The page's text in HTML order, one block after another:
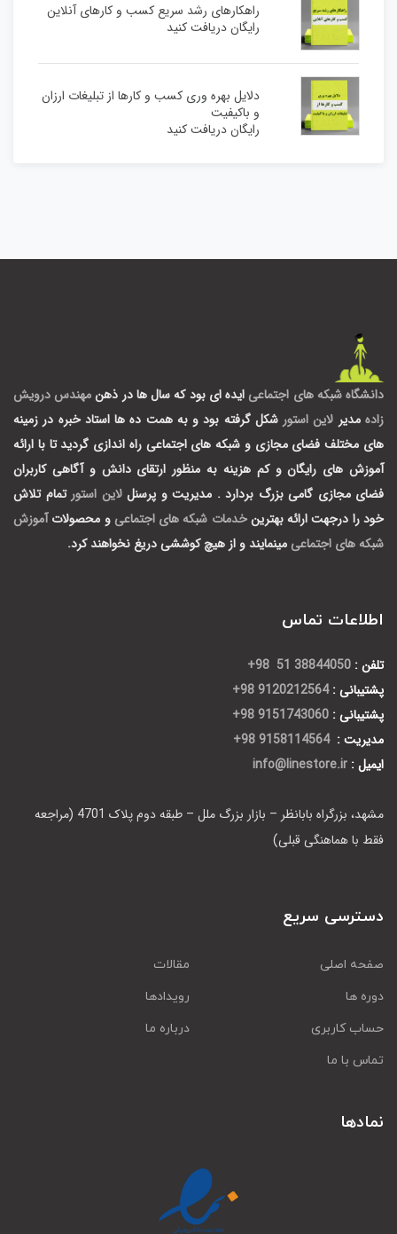
راهکارهای رشد سریع کسب و کارهای آنلاین
رایگان دریافت کنید
دلایل بهره وری کسب و کارها از تبلیغات ارزان
و باکیفیت
رایگان دریافت کنید
دانشگاه شبکه های اجتماعی ایده ای بود که سال ها در ذهنمهندس درویش
زاده مدیر لاین استور شکل گرفته بود و به همت ده ها استاد خبره در زمینه
های مختلف فضای مجازی و شبکه های اجتماعی راه اندازی گردید تا با ارائه
آموزش های رایگان و کم هزینه به منظور ارتقای دانش و آگاهی کاربران
فضای مجازی گامی بزرگ بردارد . مدیریت و پرسنللاین استور تمام تلاش
خود را درجهت ارائه بهترینخدمات شبکه های اجتماعی و محصولات آموزش
شبکه های اجتماعی مینمایند و از هیچ کوششی دریغ نخواهند کرد.
اطلاعات تماس
تلفن : 38844050 51 98+
پشتیبانی : 9120212564 98+
پشتیبانی : 9151743060 98+
مدیریت : 9158114564 98+
ایمیل : info@linestore.ir
مشهد، بزرگراه بابانظر – بازار بزرگ ملل – طبقه دوم پلاک 4701 (مراجعه
فقط با هماهنگی قبلی)
دسترسی سریع
صفحه اصلی
مقالات
دوره ها
رویدادها
حساب کاربری
درباره ما
تماس با ما
نمادها